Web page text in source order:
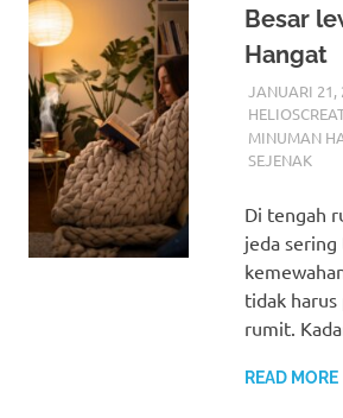
Besar
Hangat
JANUARI 21,
MINUMAN
SEJENAK
Di tengah
jeda
tidak harus
rumit.
READ MORE